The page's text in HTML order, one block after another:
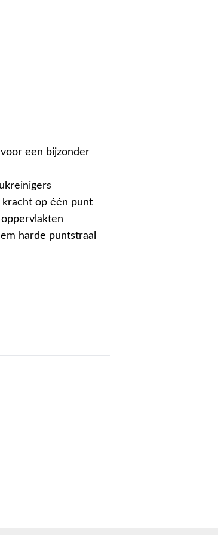
een bijzonder
kracht op één punt
harde puntstraal